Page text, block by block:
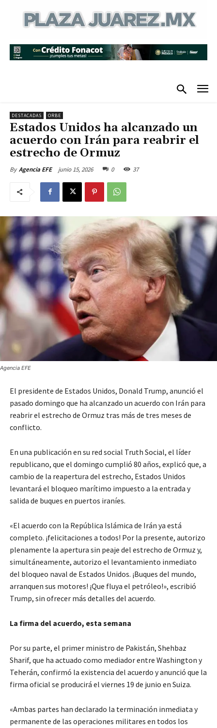
DESTACADAS ORBE
Estados Unidos ha alcanzado un
acuerdo con Irán para reabrir el
estrecho de Ormuz
By Agencia EFE junio 15, 2026 0 37
Agencia EFE
El presidente de Estados Unidos, Donald Trump, anunció el
pasado domingo que ha alcanzado un acuerdo con Irán para
reabrir el estrecho de Ormuz tras más de tres meses de
conflicto.
En una publicación en su red social Truth Social, el líder
republicano, que el domingo cumplió 80 años, explicó que, a
cambio de la reapertura del estrecho, Estados Unidos
levantará el bloqueo marítimo impuesto a la entrada y
salida de buques en puertos iraníes.
«El acuerdo con la República Islámica de Irán ya está
completo. ¡felicitaciones a todos! Por la presente, autorizo
plenamente la apertura sin peaje del estrecho de Ormuz y,
simultáneamente, autorizo el levantamiento inmediato
del bloqueo naval de Estados Unidos. ¡Buques del mundo,
arranquen sus motores! ¡Que fluya el petróleo!», escribió
Trump, sin ofrecer más detalles del acuerdo.
La firma del acuerdo, esta semana
Por su parte, el primer ministro de Pakistán, Shehbaz
Sharif, que ha actuado como mediador entre Washington y
Teherán, confirmó la existencia del acuerdo y anunció que la
firma oficial se producirá el viernes 19 de junio en Suiza.
«Ambas partes han declarado la terminación inmediata y
permanente de las operaciones militares en todos los